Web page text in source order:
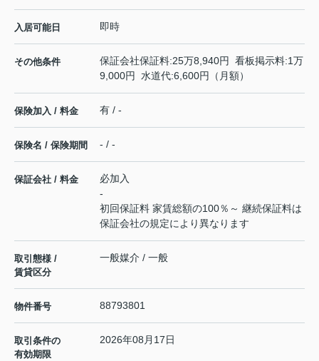
入居可能日 即時
その他条件
保証会社保証料:25万8,940円 看板掲示料:1万
9,000円 水道代:6,600円（月額）
保険加入 / 料金 有 / -
保険名 / 保険期間 - / -
保証会社 / 料金
必加入
-
初回保証料 家賃総額の100％～ 継続保証料は
保証会社の規定により異なります
取引態様 /
賃貸区分
一般媒介 / 一般
物件番号 88793801
取引条件の
有効期限
2026年08月17日